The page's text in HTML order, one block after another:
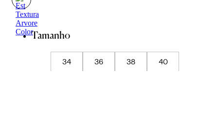
Tamanho
34 36 38 40